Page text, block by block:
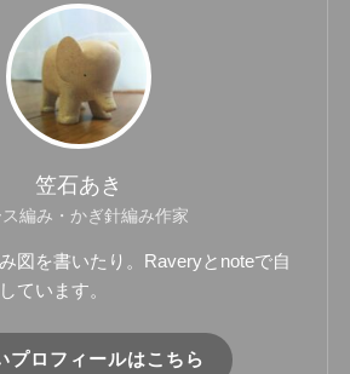
笠石あき
ス編み・かぎ針編み作家
図を書いたり。Raveryとnoteで自
ています。
プロフィールはこちら